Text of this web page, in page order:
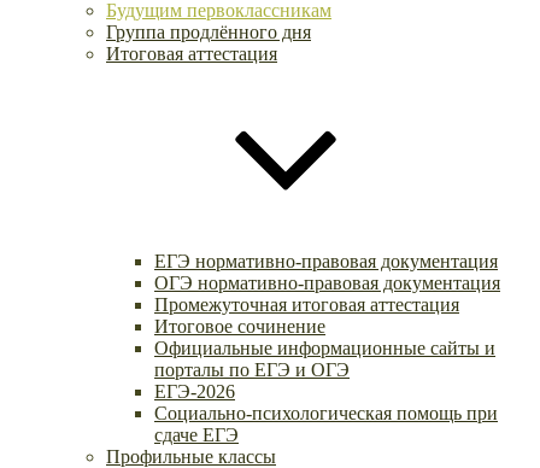
Будущим первоклассникам
Группа продлённого дня
Итоговая аттестация
ЕГЭ нормативно-правовая документация
ОГЭ нормативно-правовая документация
Промежуточная итоговая аттестация
Итоговое сочинение
Официальные информационные сайты и
порталы по ЕГЭ и ОГЭ
ЕГЭ-2026
Социально-психологическая помощь при
сдаче ЕГЭ
Профильные классы